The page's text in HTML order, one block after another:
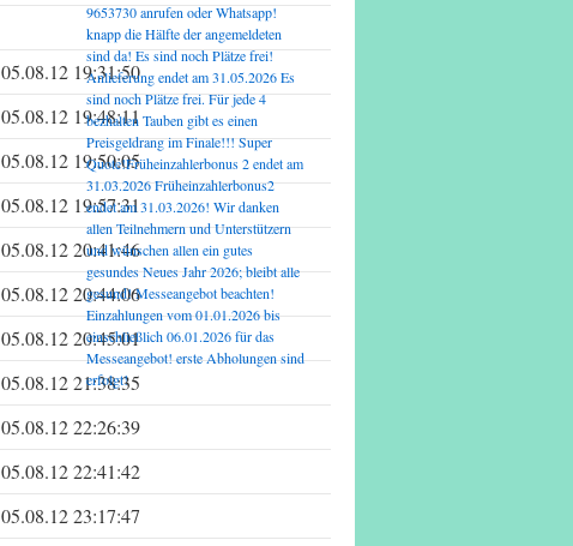
05.08.12 19:31:50
05.08.12 19:48:11
05.08.12 19:50:05
05.08.12 19:57:31
05.08.12 20:41:46
05.08.12 20:44:06
05.08.12 20:45:01
05.08.12 21:38:35
05.08.12 22:26:39
05.08.12 22:41:42
05.08.12 23:17:47
9653730 anrufen oder Whatsapp!
knapp die Hälfte der angemeldeten
sind da! Es sind noch Plätze frei!
Anlieferung endet am 31.05.2026 Es
sind noch Plätze frei. Für jede 4
bezhalten Tauben gibt es einen
Preisgeldrang im Finale!!! Super
Quote!Früheinzahlerbonus 2 endet am
31.03.2026 Früheinzahlerbonus2
endet am 31.03.2026! Wir danken
allen Teilnehmern und Unterstützern
und wünschen allen ein gutes
gesundes Neues Jahr 2026; bleibt alle
gesund! Messeangebot beachten!
Einzahlungen vom 01.01.2026 bis
einschließlich 06.01.2026 für das
Messeangebot! erste Abholungen sind
erfolgt!